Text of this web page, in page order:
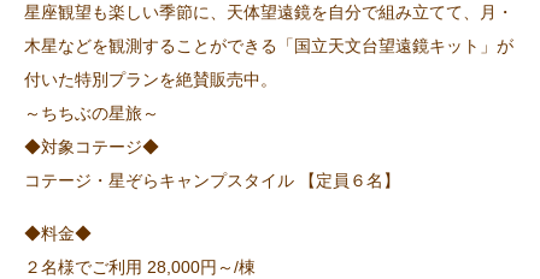
星座観望も楽しい季節に、天体望遠鏡を自分で組み立てて、月・
木星などを観測することができる「国立天文台望遠鏡キット」が
付いた特別プランを絶賛販売中。
～ちちぶの星旅～
◆対象コテージ◆
コテージ・星ぞらキャンプスタイル 【定員６名】
◆料金◆
２名様でご利用 28,000円～/棟